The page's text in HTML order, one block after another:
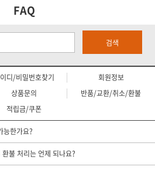
FAQ
검색
디/비밀번호찾기
회원정보
상품문의
반품/교환/취소/환불
적립금/쿠폰
능한가요?
불 처리는 언제 되나요?